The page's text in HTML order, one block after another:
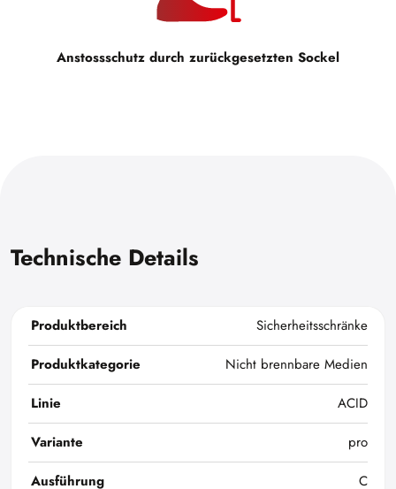
Anstossschutz durch zurückgesetzten Sockel
Technische Details
Produktbereich
Sicherheitsschränke
Produktkategorie
Nicht brennbare Medien
Linie
ACID
Variante
pro
Ausführung
C